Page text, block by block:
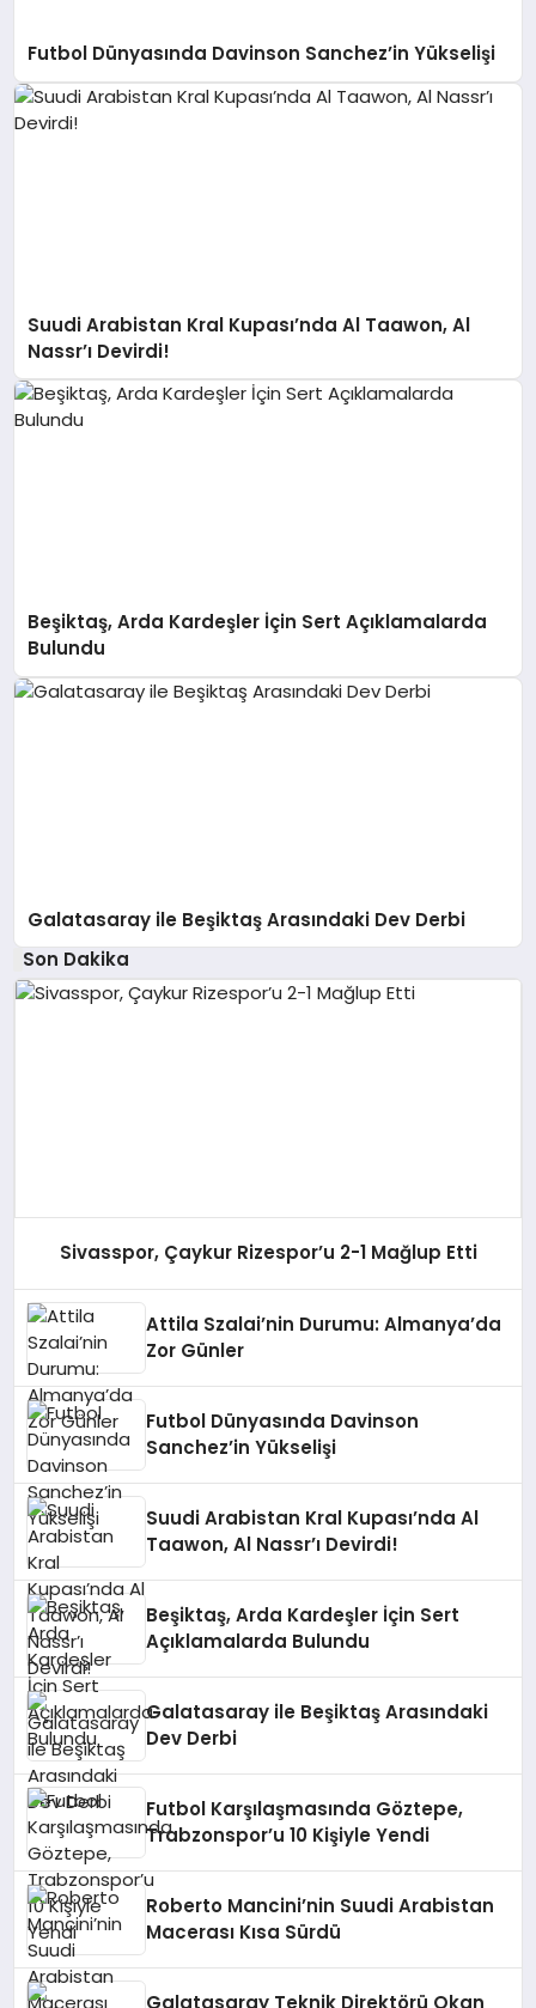
Futbol Dünyasında Davinson Sanchez’in Yükselişi
Suudi Arabistan Kral Kupası’nda Al Taawon, Al
Nassr’ı Devirdi!
Beşiktaş, Arda Kardeşler İçin Sert Açıklamalarda
Bulundu
Galatasaray ile Beşiktaş Arasındaki Dev Derbi
Son Dakika
Sivasspor, Çaykur Rizespor’u 2-1 Mağlup Etti
Attila Szalai’nin Durumu: Almanya’da
Zor Günler
Futbol Dünyasında Davinson
Sanchez’in Yükselişi
Suudi Arabistan Kral Kupası’nda Al
Taawon, Al Nassr’ı Devirdi!
Beşiktaş, Arda Kardeşler İçin Sert
Açıklamalarda Bulundu
Galatasaray ile Beşiktaş Arasındaki
Dev Derbi
Futbol Karşılaşmasında Göztepe,
Trabzonspor’u 10 Kişiyle Yendi
Roberto Mancini’nin Suudi Arabistan
Macerası Kısa Sürdü
Galatasaray Teknik Direktörü Okan